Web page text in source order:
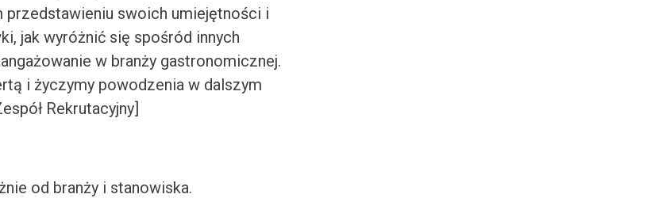
swoich umiejętności i
jak wyróżnić się spośród innych
w branży gastronomicznej.
i życzymy powodzenia w dalszym
Rekrutacyjny]
od branży i stanowiska.